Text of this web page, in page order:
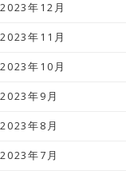
2023年12月
2023年11月
2023年10月
2023年9月
2023年8月
2023年7月